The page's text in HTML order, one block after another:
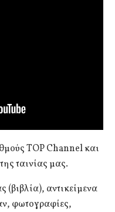
TOP Channel και
ταινίας μας.
(βιβλία), αντικείμενα
φωτογραφίες,